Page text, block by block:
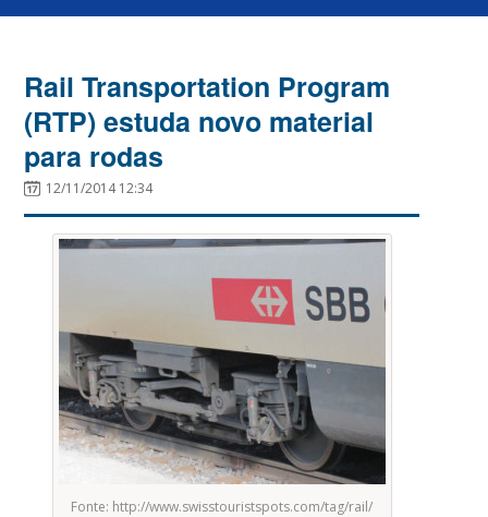
Rail Transportation Program
(RTP) estuda novo material
para rodas
12/11/2014 12:34
Fonte: http://www.swisstouristspots.com/tag/rail/